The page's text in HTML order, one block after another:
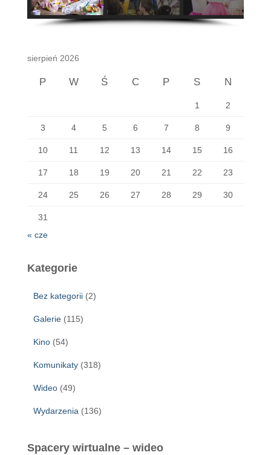
sierpień 2026
P W Ś C P S N
1 2
3 4 5 6 7 8 9
10 11 12 13 14 15 16
17 18 19 20 21 22 23
24 25 26 27 28 29 30
31
« cze
Kategorie
Bez kategorii (2)
Galerie (115)
Kino (54)
Komunikaty (318)
Wideo (49)
Wydarzenia (136)
Spacery wirtualne – wideo